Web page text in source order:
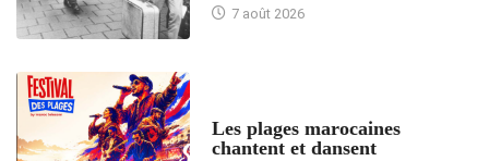
7 août 2026
Les plages marocaines
chantent et dansent